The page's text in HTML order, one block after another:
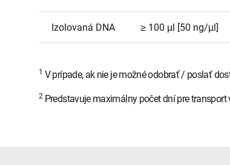
Izolovaná DNA ≥ 100 µl [50 ng/µl]
1 V prípade, ak nie je možné odobrať / poslať
2Predstavuje maximálny počet dní pre